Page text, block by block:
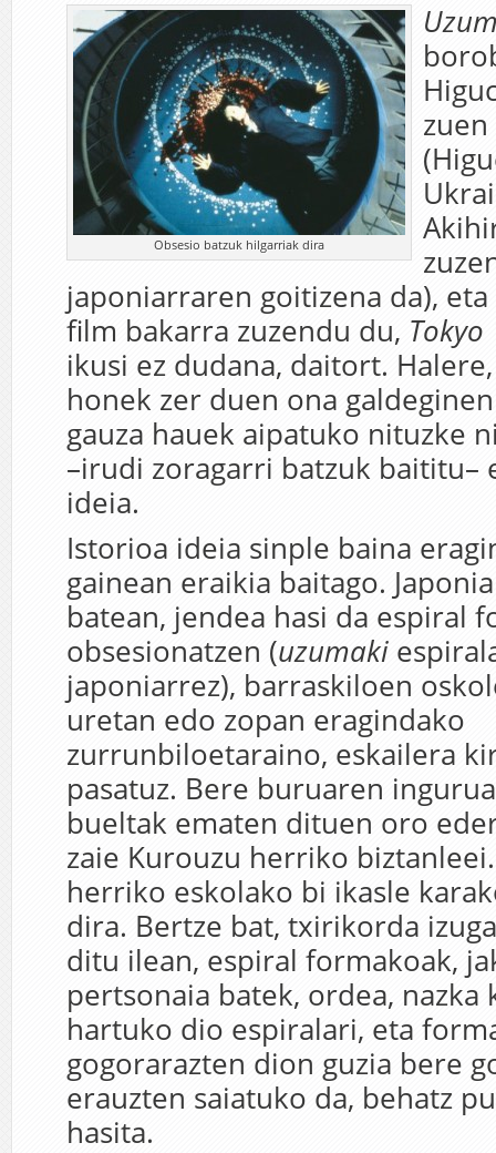
Obsesio batzuk hilgarriak dira
japoniarraren goitizena da),
film bakarra zuzendu du,
ikusi ez dudana, daitort.
honek zer duen ona
gauza hauek aipatuko nituzke
–irudi zoragarri batzuk baititu–
ideia.
Istorioa ideia sinple baina
gainean eraikia baitago.
batean, jendea hasi da espiral
obsesionatzen (uzumaki
japoniarrez), barraskiloen
uretan edo zopan eragindako
zurrunbiloetaraino, eskailera
pasatuz. Bere buruaren
bueltak ematen dituen oro
zaie Kurouzu herriko
herriko eskolako bi ikasle
dira. Bertze bat, txirikorda
ditu ilean, espiral formakoak,
pertsonaia batek, ordea, nazka
hartuko dio espiralari, eta
gogorarazten dion guzia bere
erauzten saiatuko da, behatz
hasita.